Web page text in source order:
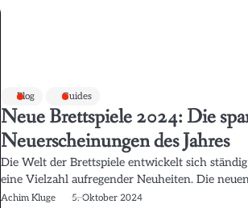
Blog Guides
Neue Brettspiele 2024: Die
Neuerscheinungen des Jahres
Die Welt der Brettspiele entwickelt sich
eine Vielzahl aufregender Neuheiten. Die
Achim Kluge 5. Oktober 2024